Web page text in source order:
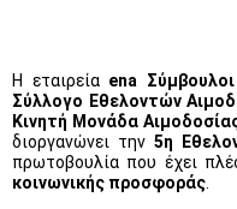
Η εταιρεία ena
Σύλλογο Εθελοντών
Κινητή Μονάδα
διοργανώνει την 5η
πρωτοβουλία που έχει
κοινωνικής προσφοράς